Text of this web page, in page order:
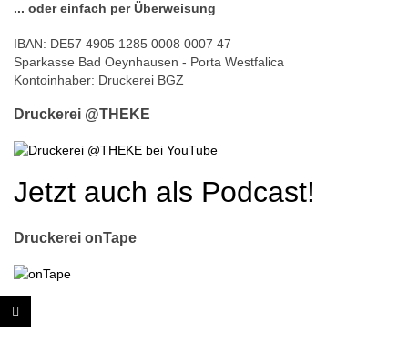
... oder einfach per Überweisung
IBAN: DE57 4905 1285 0008 0007 47
Sparkasse Bad Oeynhausen - Porta Westfalica
Kontoinhaber: Druckerei BGZ
Druckerei @THEKE
Jetzt auch als Podcast!
Druckerei onTape